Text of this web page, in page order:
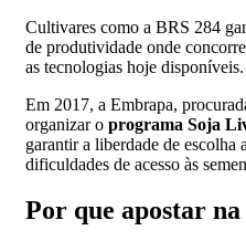
Cultivares como a BRS 284
de produtividade onde
as tecnologias hoje disponíveis.
Em 2017, a Embrapa,
organizar o programa Soja
garantir a liberdade de escolha
dificuldades de acesso às
Por que apostar